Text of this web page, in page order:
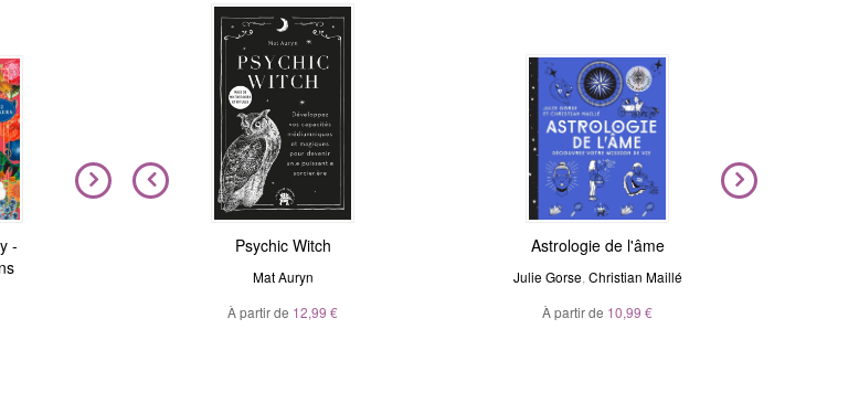
-
Nouveauté
Magic Stickers - Nature
André Sanchez
20,00 €
Nouveauté
Magic Stickers - Céleste
André Sanchez
20,00 €
Psychic Witch
Mat Auryn
À partir de 12,99 €
Astrologie de l'âme
Julie Gorse Christian Maillé
À partir de 10,99 €